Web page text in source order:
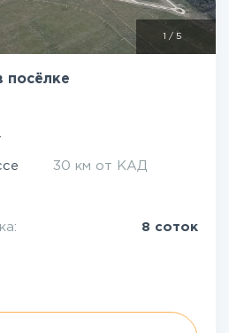
/ 5
посёлке
30 км от КАД
8 соток